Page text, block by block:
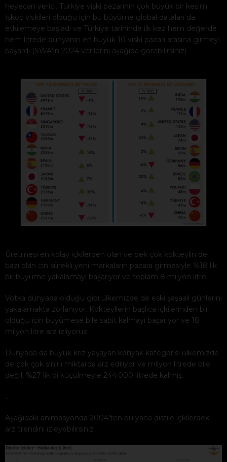
heyecan verici. Türkiye viski pazarının çok büyük bir kesimi
İskoç viskileri olduğu için bu büyüme global dataları da
etkilemeye başladı ve Türkiye tarihinde ilk kez hem değerde
hem litrede dünyanın en büyük 10 viski pazarı arasına girmeyi
başardı (SWA’in 2024 verilerini aşağıda görebilirsiniz)
Üretmesi en kolay içkilerden olan ve pek çok kokteylin de
bazı olan cin sürekli yeni markaların pazara girmesiyle %18 lik
bir büyüme yakalamayı başarıyor ve toplam 8 milyon litre.
Votka dünyada olduğu gibi ülkemizde de eski şaşaalı günlerini
yakalamakta zorlanıyor. Kokteyllerin başlıca içkilerinden biri
olduğu için büyümese bile sabit kalmayı başarıyor ve 18
milyon litre arz izliyoruz.
Dünyada da büyük kriz yaşayan konyak kategorisi ülkemizde
de çok çok sınırlı miktarda arz ediliyor ve milyon litrede bile
değil, %27 lik bi küçülmeyle 244.000 litrede kalmış.
…
Aşağıdaki animasyonda 2004’ten bu yana distile içkilerdeki
arz trendini izleyebilirsiniz